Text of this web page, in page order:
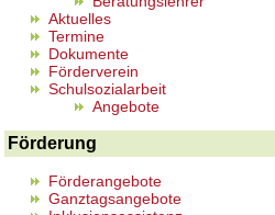
Aktuelles
Termine
Dokumente
Förderverein
Schulsozialarbeit
Angebote
Förderung
Förderangebote
Ganztagsangebote